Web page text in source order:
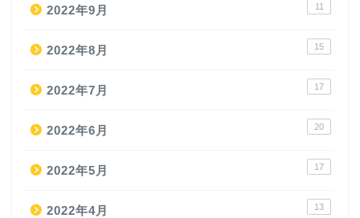
2022年9月 11
2022年8月 15
2022年7月 17
2022年6月 20
2022年5月 17
2022年4月 13